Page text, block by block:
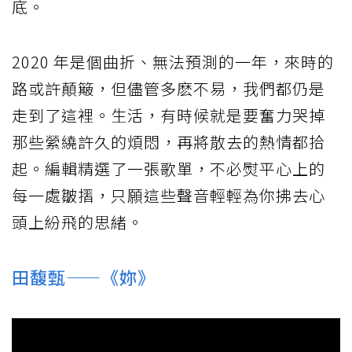
底。
2020 年是個曲折、無法預測的一年，來時的
路或許顛簸，但儘管多麽不易，我們都仍是
走到了這裡。生活，有時候就是要奮力哭掉
那些縈繞許久的煩悶，再將散去的熱情都拾
起。編輯精選了一張歌單，不必熨平心上的
每一處皺摺，只願這些聲音輕輕為你拂去心
頭上紛飛的思緒。
田馥甄——《妳》